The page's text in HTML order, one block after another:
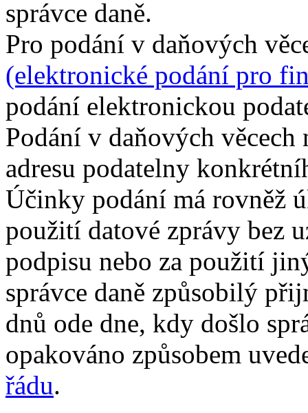
správce daně.
Pro podání v daňových
(elektronické podání pro
podání elektronickou
Podání v daňových
adresu podatelny
Účinky podání má rovněž
použití datové zprávy bez
podpisu nebo za použití
správce daně způsobilý
dnů ode dne, kdy došlo
opakováno způsobem
řádu.